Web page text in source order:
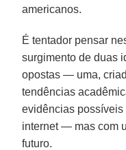
americanos.
É tentador pensar
surgimento de duas
opostas — uma,
tendências
evidências
internet — mas com
futuro.